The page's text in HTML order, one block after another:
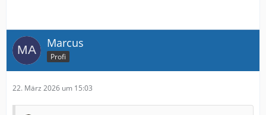
Marcus
Profi
22. März 2026 um 15:03